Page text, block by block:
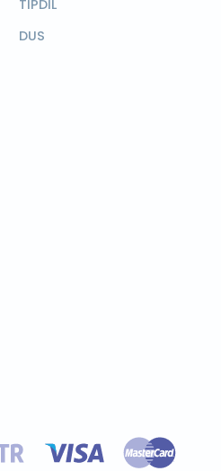
TIPDİL
DUS